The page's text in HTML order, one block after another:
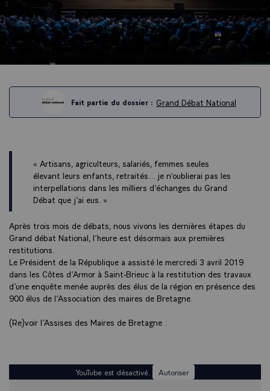
Fait partie du dossier : Grand Débat National
« Artisans, agriculteurs, salariés, femmes seules
élevant leurs enfants, retraités... je n’oublierai pas les
interpellations dans les milliers d’échanges du Grand
Débat que j’ai eus. »
Après trois mois de débats, nous vivons les dernières étapes du
Grand débat National, l’heure est désormais aux premières
restitutions.
Le Président de la République a assisté le mercredi 3 avril 2019
dans les Côtes d’Armor à Saint-Brieuc à la restitution des travaux
d’une enquête menée auprès des élus de la région en présence des
900 élus de l’Association des maires de Bretagne.
(Re)voir l’Assises des Maires de Bretagne :
YouTube est désactivé. Autoriser